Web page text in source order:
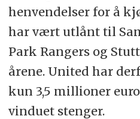
henvendelser for å
har vært utlånt til
Park Rangers og
årene. United har
kun 3,5 millioner
vinduet stenger.